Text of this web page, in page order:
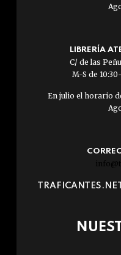
LIBRERÍA
C/ de las
M-S de
En julio el horario